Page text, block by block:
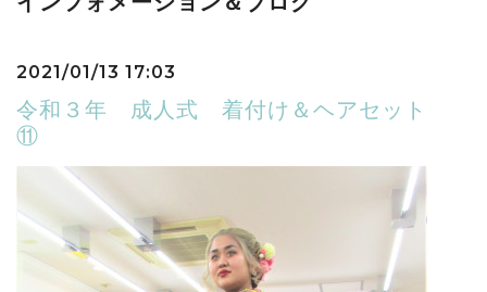
2021/01/13 17:03
令和３年 成人式 着付け＆ヘアセット
⑪